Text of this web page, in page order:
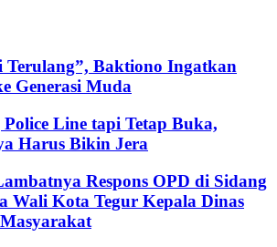
Terulang”, Baktiono Ingatkan
Generasi Muda
Line tapi Tetap Buka,
Harus Bikin Jera
Respons OPD di Sidang
Wali Kota Tegur Kepala Dinas